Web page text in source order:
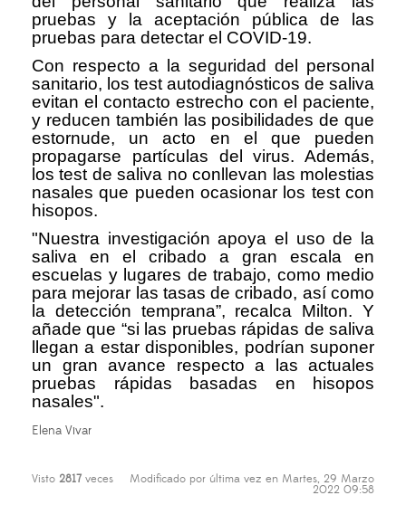
pruebas y la aceptación pública de las
pruebas para detectar el COVID-19.
Con respecto a la seguridad del personal
sanitario, los test autodiagnósticos de saliva
evitan el contacto estrecho con el paciente,
y reducen también las posibilidades de que
estornude, un acto en el que pueden
propagarse partículas del virus. Además,
los test de saliva no conllevan las molestias
nasales que pueden ocasionar los test con
hisopos.
"Nuestra investigación apoya el uso de la
saliva en el cribado a gran escala en
escuelas y lugares de trabajo, como medio
para mejorar las tasas de cribado, así como
la detección temprana”, recalca Milton. Y
añade que “si las pruebas rápidas de saliva
llegan a estar disponibles, podrían suponer
un gran avance respecto a las actuales
pruebas rápidas basadas en hisopos
nasales".
Elena Vivar
Visto 2817 veces Modificado por última vez en Martes, 29 Marzo
2022 09:58